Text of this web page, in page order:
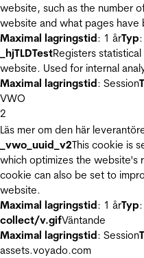
website, such as the number
website and what pages have
Maximal lagringstid: 1 årTyp
_hjTLDTestRegisters
website. Used for internal
Maximal lagringstid: Session
VWO
2
Läs mer om den här
_vwo_uuid_v2This cookie is
which optimizes the website's
cookie can also be set to
website.
Maximal lagringstid: 1 årTyp
collect/v.gifVäntande
Maximal lagringstid: Session
assets.voyado.com